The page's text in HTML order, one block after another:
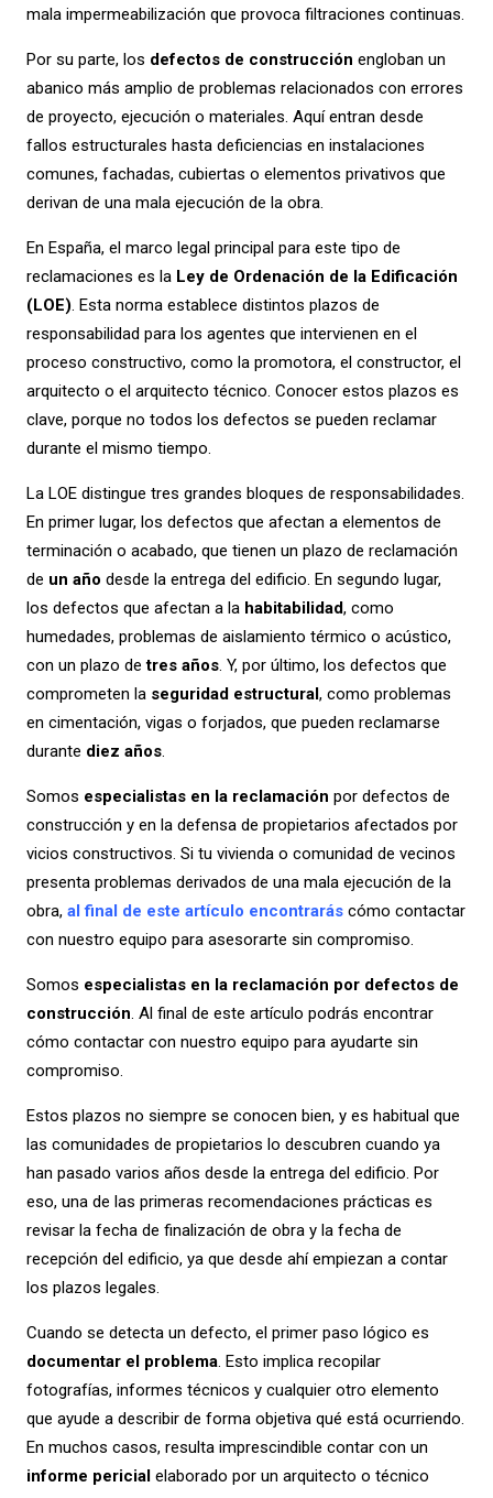
mala impermeabilización que provoca filtraciones continuas.
Por su parte, los defectos de construcción engloban un
abanico más amplio de problemas relacionados con errores
de proyecto, ejecución o materiales. Aquí entran desde
fallos estructurales hasta deficiencias en instalaciones
comunes, fachadas, cubiertas o elementos privativos que
derivan de una mala ejecución de la obra.
En España, el marco legal principal para este tipo de
reclamaciones es la Ley de Ordenación de la Edificación
(LOE). Esta norma establece distintos plazos de
responsabilidad para los agentes que intervienen en el
proceso constructivo, como la promotora, el constructor, el
arquitecto o el arquitecto técnico. Conocer estos plazos es
clave, porque no todos los defectos se pueden reclamar
durante el mismo tiempo.
La LOE distingue tres grandes bloques de responsabilidades.
En primer lugar, los defectos que afectan a elementos de
terminación o acabado, que tienen un plazo de reclamación
de un año desde la entrega del edificio. En segundo lugar,
los defectos que afectan a la habitabilidad, como
humedades, problemas de aislamiento térmico o acústico,
con un plazo detres años. Y, por último, los defectos que
comprometen la seguridad estructural , como problemas
en cimentación, vigas o forjados, que pueden reclamarse
durante diez años.
Somos especialistas en la reclamación por defectos de
construcción y en la defensa de propietarios afectados por
vicios constructivos. Si tu vivienda o comunidad de vecinos
presenta problemas derivados de una mala ejecución de la
obra,al final de este artículo encontrarás cómo contactar
con nuestro equipo para asesorarte sin compromiso.
Somos especialistas en la reclamación por defectos de
construcción. Al final de este artículo podrás encontrar
cómo contactar con nuestro equipo para ayudarte sin
compromiso.
Estos plazos no siempre se conocen bien, y es habitual que
las comunidades de propietarios lo descubren cuando ya
han pasado varios años desde la entrega del edificio. Por
eso, una de las primeras recomendaciones prácticas es
revisar la fecha de finalización de obra y la fecha de
recepción del edificio, ya que desde ahí empiezan a contar
los plazos legales.
Cuando se detecta un defecto, el primer paso lógico es
documentar el problema. Esto implica recopilar
fotografías, informes técnicos y cualquier otro elemento
que ayude a describir de forma objetiva qué está ocurriendo.
En muchos casos, resulta imprescindible contar con un
informe pericial elaborado por un arquitecto o técnico